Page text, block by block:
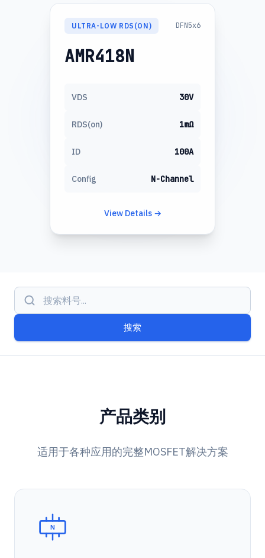
ULTRA-LOW RDS(ON) DFN5x6
AMR418N
VDS 30V
RDS(on) 1mΩ
ID 100A
Config N-Channel
View Details →
搜索
产品类别
适用于各种应用的完整MOSFET解决方案
N